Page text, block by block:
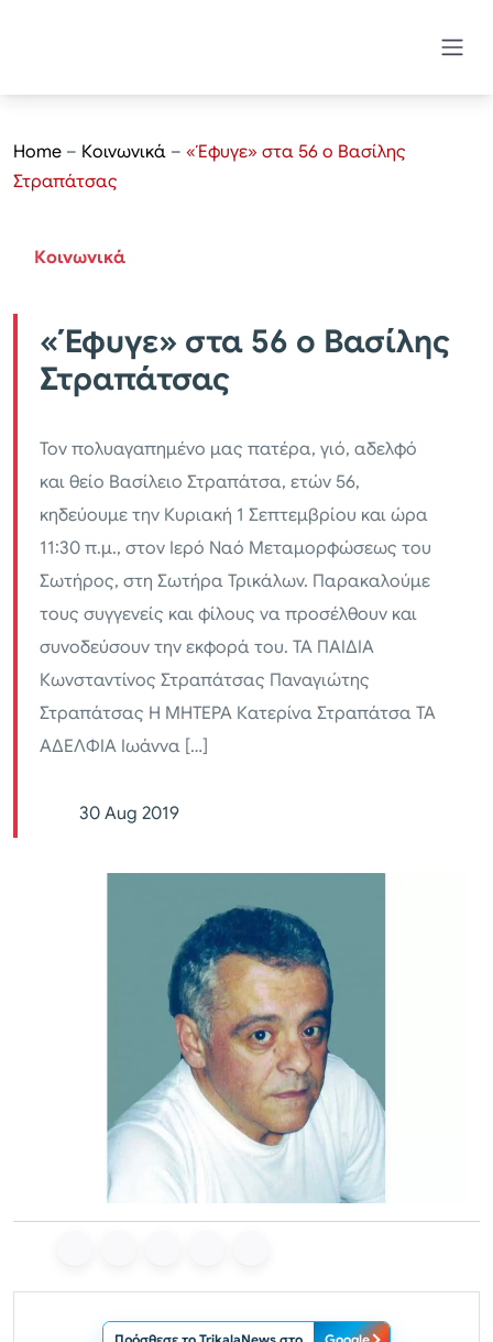
Home – Κοινωνικά – «Έφυγε» στα 56 ο Βασίλης
Στραπάτσας
Κοινωνικά
«Έφυγε» στα 56 ο Βασίλης
Στραπάτσας
Τον πολυαγαπημένο μας πατέρα, γιό, αδελφό
και θείο Βασίλειο Στραπάτσα, ετών 56,
κηδεύουμε την Κυριακή 1 Σεπτεμβρίου και ώρα
11:30 π.μ., στον Ιερό Ναό Μεταμορφώσεως του
Σωτήρος, στη Σωτήρα Τρικάλων. Παρακαλούμε
τους συγγενείς και φίλους να προσέλθουν και
συνοδεύσουν την εκφορά του. ΤΑ ΠΑΙΔΙΑ
Κωνσταντίνος Στραπάτσας Παναγιώτης
Στραπάτσας Η ΜΗΤΕΡΑ Κατερίνα Στραπάτσα ΤΑ
ΑΔΕΛΦΙΑ Ιωάννα […]
30 Aug 2019